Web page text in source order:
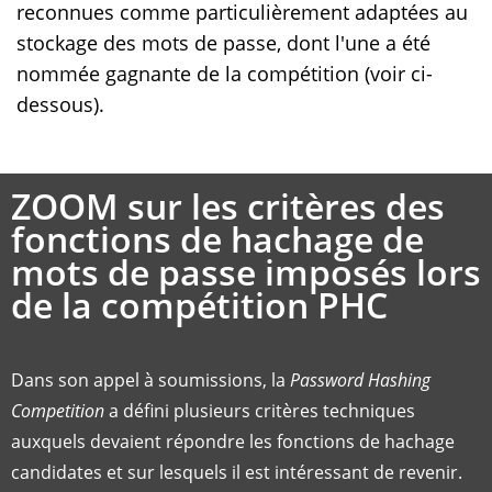
reconnues comme particulièrement adaptées au
stockage des mots de passe, dont l'une a été
nommée gagnante de la compétition (voir ci-
dessous).
ZOOM sur les critères des
fonctions de hachage de
mots de passe imposés lors
de la compétition PHC
Dans son appel à soumissions, la Password Hashing
Competitiona défini plusieurs critères techniques
auxquels devaient répondre les fonctions de hachage
candidates et sur lesquels il est intéressant de revenir.